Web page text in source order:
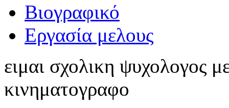
Βιογραφικό
Εργασία μελους
ειμαι σχολικη ψυχολογος
κινηματογραφο